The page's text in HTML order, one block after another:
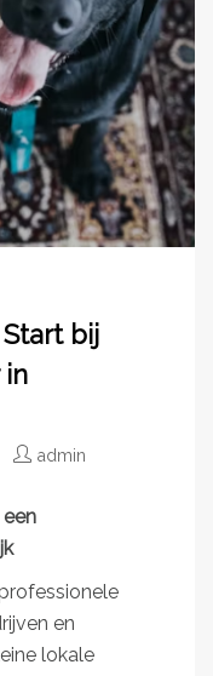
bij
in
admin
en
lokale